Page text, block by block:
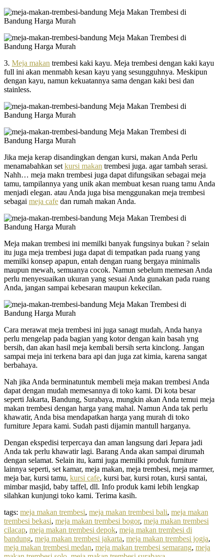
3. Meja makan trembesi kaki kayu. Meja trembesi dengan kaki kayu
full ini akan menmabh kesan kayu yang sesungguhnya. Meskipun
dengan kayu, namun kekuatannya sama dengan kaki besi dan
stainless.
Jika meja kerap disandingkan dengan kursi, makan Anda Perlu
menamabahkan set kursi makan trembesi juga. agar tambah serasi.
Nahh… meja makn trembesi juga dapat difungsikan sebagai meja
tamu, tampilannya yang unik akan membuat kesan ruang tamu Anda
menjadi elegan. atau Anda juga bisa menggunakan meja trembesi
sebagai meja cafe dan rumah makan Anda.
Meja makan trembesi ini memilki banyak fungsinya bukan ? selain
itu juga meja trembesi juga dapat di tempatkan pada ruang yang
memilki konsep apapun, entah dengan ruang bergaya minimalis
maupun mewah, semuanya cocok. Namun sebelum memesan Anda
perlu menyesuaikan ukuran yang sesuai Anda gunakan pada ruang
Anda, jangan sampai kebesaran maupun kekecilan.
Cara merawat meja trembesi ini juga sanagt mudah, Anda hanya
perlu mengelap pada bagian yang kotor dengan kain basah yng
bersih, dan akan hasil meja kembali bersih serta kinclong. Jangan
sampai meja ini terkena bara api dan juga zat kimia, karena sangat
berbahaya.
Nah jika Anda berminatuntuk membeli meja makan trembesi Anda
dapat dengan mudah memesannya di toko kami. Di kota besar
seperti Jakarta, Bandung, Surabaya, mungkin akan Anda temui meja
makan trembesi dengan harga yang mahal. Namun Anda tak perlu
khawatir, Anda bisa mendapatkan harga yang murah di toko
furniture Jepara kami. Sudah pasti dijamin mantull harganya.
Dengan ekspedisi terpercaya dan aman langsung dari Jepara jadi
Anda tak perlu khawatir lagi. Barang Anda akan sampai dirumah
dengan selamat. Selain itu, kami juga memilki produk furniture
lainnya seperti, set kamar, meja makan, meja trembesi, meja marmer,
meja bar, kursi tamu, kursi cafe, kursi bar, kursi rotan, kursi santai,
mimbar masjid, baby taffel, dll. Info produk kami lebih lengkap
silahkan kunjungi toko kami. Terima kasih.
tags: meja makan trembesi, meja makan trembesi bali, meja makan
trembesi bekasi, meja makan trembesi bogor, meja makan trembesi
cilacap, meja makan trembesi depok, meja makan trembesi di
bandung, meja makan trembesi jakarta, meja makan trembesi jogja,
meja makan trembesi medan, meja makan trembesi semarang, meja